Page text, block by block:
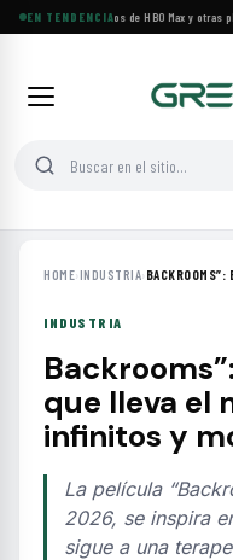
EN TENDENCIA
Principales estrenos de HBO Max y otras
HOME›INDUSTRIA› BACKROOMS”:
INDUSTRIA
que lleva el
infinitos y
La película
2026, se inspira
sigue a una